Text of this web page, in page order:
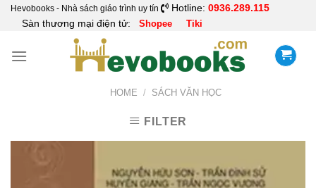
SkipHevobooks - Nhà sách giáo trình uy tín Hotline: 0936.289.115
Sàn thương mại điện tử: Shopee Tiki
HOME / SÁCH VĂN HỌC
FILTER